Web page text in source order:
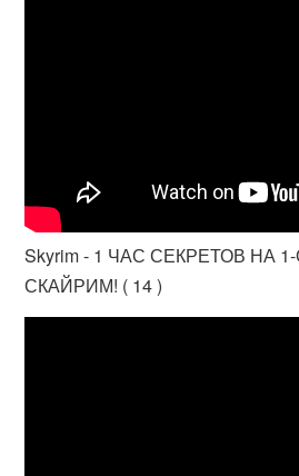
Skyrim - 1 ЧАС СЕКРЕТОВ НА
СКАЙРИМ! ( 14 )